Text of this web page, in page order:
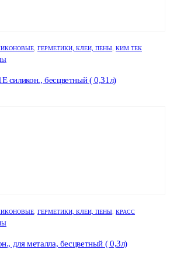
, ГЕРМЕТИКИ, КЛЕИ, ПЕНЫ, КИМ ТЕК
бесцветный ( 0,31л)
, ГЕРМЕТИКИ, КЛЕИ, ПЕНЫ, КРАСС
для металла, бесцветный ( 0,3л)